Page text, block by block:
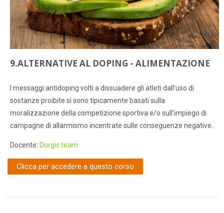
9.ALTERNATIVE AL DOPING - ALIMENTAZIONE
I messaggi antidoping volti a dissuadere gli atleti dall'uso di
sostanze proibite si sono tipicamente basati sulla
moralizzazione della competizione sportiva e/o sull'impiego di
campagne di allarmismo incentrate sulle conseguenze negative.
Docente: Dorgis team
Clicca per accedere a questo corso